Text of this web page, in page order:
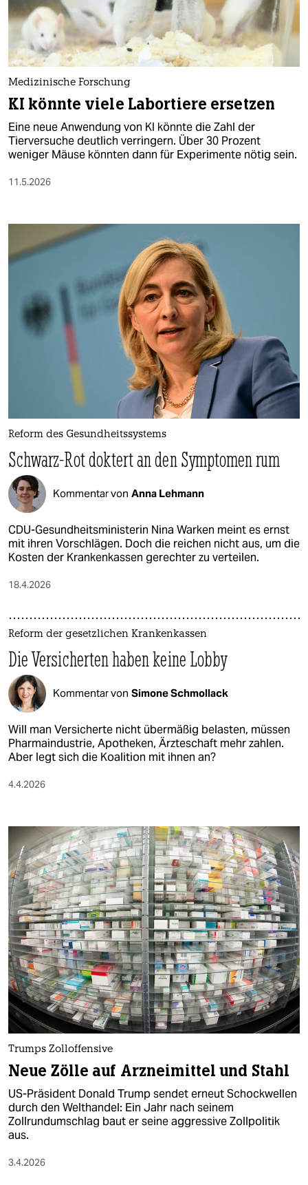
nord
wahrheit
verlag
verlag
veranstaltungen
shop
unterstützen
abo
genossenschaft
epaper login
Medizinische Forschung
KI könnte viele Labortiere ersetzen
Eine neue Anwendung von KI könnte die Zahl der
Tierversuche deutlich verringern. Über 30 Prozent
weniger Mäuse könnten dann für Experimente nötig sein.
11.5.2026
Reform des Gesundheitssystems
Schwarz-Rot doktert an den Symptomen rum
Kommentar von Anna Lehmann
CDU-Gesundheitsministerin Nina Warken meint es ernst
mit ihren Vorschlägen. Doch die reichen nicht aus, um die
Kosten der Krankenkassen gerechter zu verteilen.
18.4.2026
Reform der gesetzlichen Krankenkassen
Die Versicherten haben keine Lobby
Kommentar von Simone Schmollack
Will man Versicherte nicht übermäßig belasten, müssen
Pharmaindustrie, Apotheken, Ärzteschaft mehr zahlen.
Aber legt sich die Koalition mit ihnen an?
4.4.2026
Trumps Zolloffensive
Neue Zölle auf Arzneimittel und Stahl
US-Präsident Donald Trump sendet erneut Schockwellen
durch den Welthandel: Ein Jahr nach seinem
Zollrundumschlag baut er seine aggressive Zollpolitik
aus.
3.4.2026